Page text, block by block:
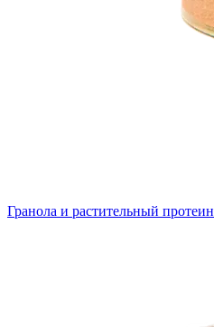
Гранола и растительный протеин